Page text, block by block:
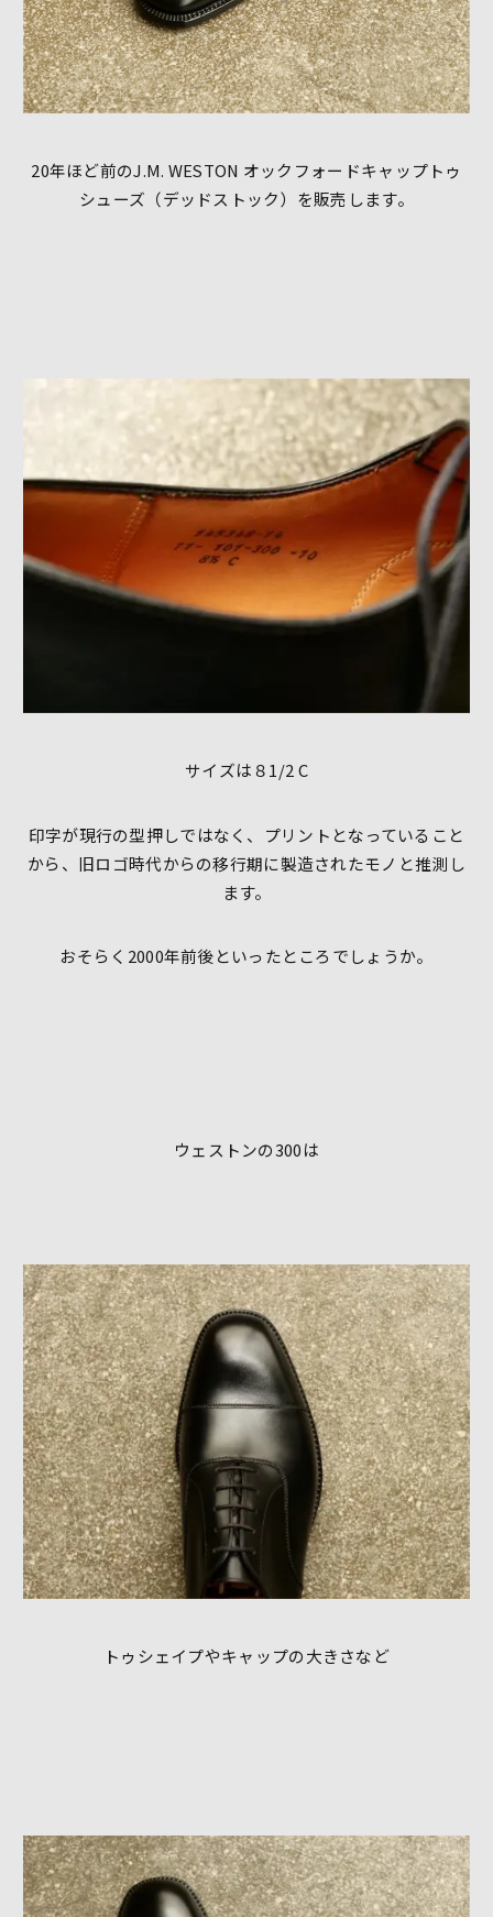
20年ほど前のJ.M. WESTON オックフォードキャップトゥ
シューズ（デッドストック）を販売します。
サイズは８1/2 C
印字が現行の型押しではなく、プリントとなっていること
から、旧ロゴ時代からの移行期に製造されたモノと推測し
ます。
おそらく2000年前後といったところでしょうか。
ウェストンの300は
トゥシェイプやキャップの大きさなど